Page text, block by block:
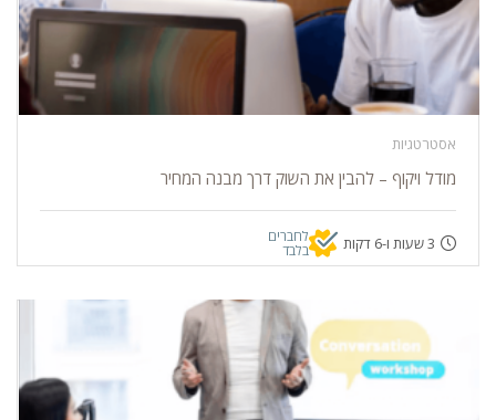
אסטרטגיות
מודל ויקוף – להבין את השוק דרך מבנה המחיר
3 שעות ו-6 דקות לחברים
בלבד